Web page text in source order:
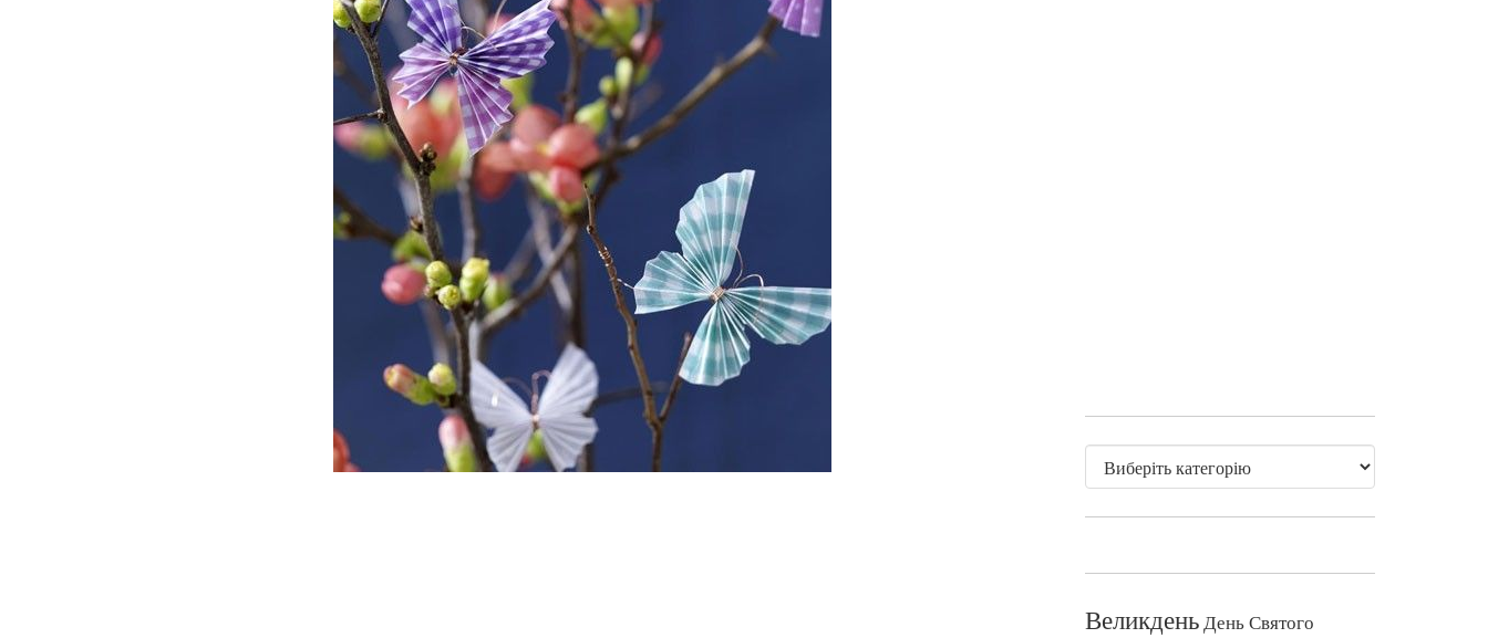
ВеликденьДень Святого